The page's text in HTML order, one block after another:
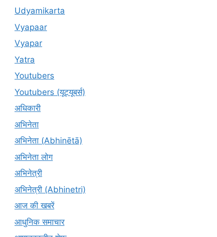
Udyamikarta
Vyapaar
Vyapar
Yatra
Youtubers
Youtubers (यूट्यूबर्स)
अधिकारी
अभिनेता
अभिनेता (Abhinētā)
अभिनेता लोग
अभिनेत्री
अभिनेत्री (Abhinetri)
आज की खबरें
आधुनिक समाचार